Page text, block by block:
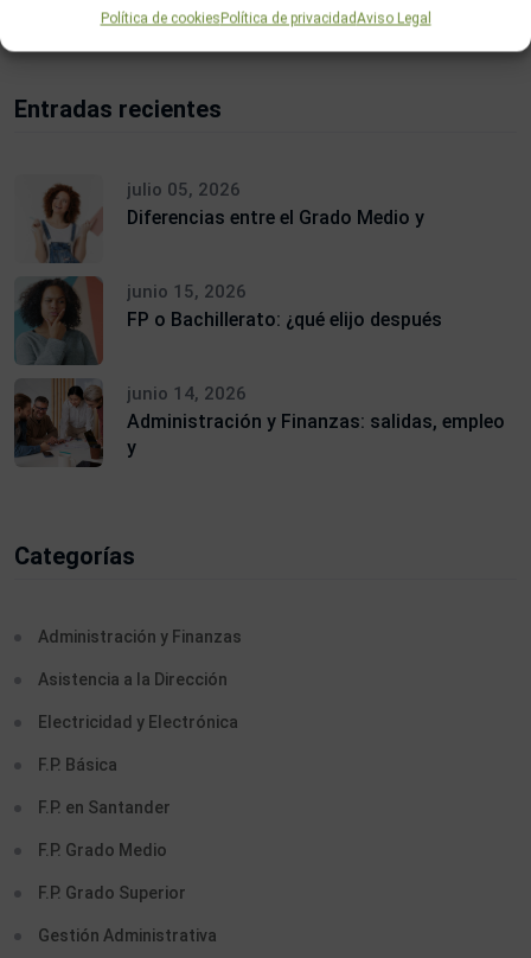
Política de cookiesPolítica de privacidadAviso Legal
Entradas recientes
julio 05, 2026
Diferencias entre el Grado Medio y
junio 15, 2026
FP o Bachillerato: ¿qué elijo después
junio 14, 2026
Administración y Finanzas: salidas, empleo
y
Categorías
Administración y Finanzas
Asistencia a la Dirección
Electricidad y Electrónica
F.P. Básica
F.P. en Santander
F.P. Grado Medio
F.P. Grado Superior
Gestión Administrativa